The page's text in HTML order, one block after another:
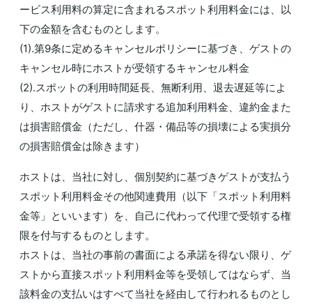
ービス利用料の算定に含まれるスポット利用料金には、以
下の金額を含むものとします。
(1).第9条に定めるキャンセルポリシーに基づき、ゲストの
キャンセル時にホストが受領するキャンセル料金
(2).スポットの利用時間延長、無断利用、退去遅延等によ
り、ホストがゲストに請求する追加利用料金、違約金また
は損害賠償金（ただし、什器・備品等の損壊による実損分
の損害賠償金は除きます）
ホストは、当社に対し、個別契約に基づきゲストが支払う
スポット利用料金その他関連費用（以下「スポット利用料
金等」といいます）を、自己に代わって代理で受領する権
限を付与するものとします。
ホストは、当社の事前の書面による承諾を得ない限り、ゲ
ストから直接スポット利用料金等を受領してはならず、当
該料金の支払いはすべて当社を経由して行われるものとし